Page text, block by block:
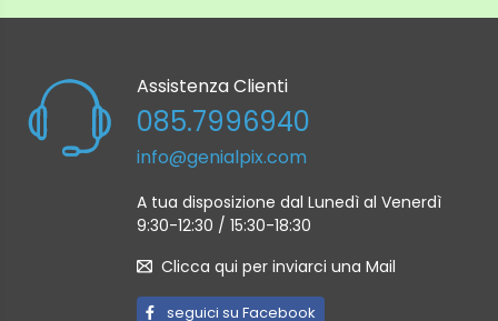
Assistenza Clienti
085.7996940
info@genialpix.com
A tua disposizione dal Lunedì al Venerdì
9:30-12:30 / 15:30-18:30
Clicca qui per inviarci una Mail
seguici su Facebook